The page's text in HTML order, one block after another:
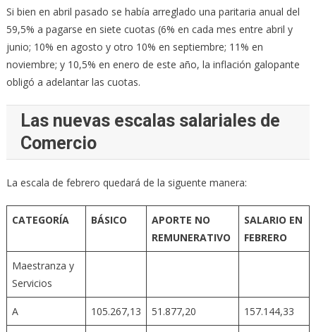
Si bien en abril pasado se había arreglado una paritaria anual del
59,5% a pagarse en siete cuotas (6% en cada mes entre abril y
junio; 10% en agosto y otro 10% en septiembre; 11% en
noviembre; y 10,5% en enero de este año, la inflación galopante
obligó a adelantar las cuotas.
Las nuevas escalas salariales de
Comercio
La escala de febrero quedará de la siguente manera:
CATEGORÍA BÁSICO
APORTE NO
REMUNERATIVO
SALARIO EN
FEBRERO
Maestranza y
Servicios
A 105.267,13 51.877,20 157.144,33